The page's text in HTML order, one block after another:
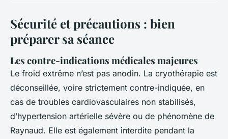
Sécurité et précautions : bien
préparer sa séance
Les contre-indications médicales majeures
Le froid extrême n’est pas anodin. La cryothérapie est
déconseillée, voire strictement contre-indiquée, en
cas de troubles cardiovasculaires non stabilisés,
d’hypertension artérielle sévère ou de phénomène de
Raynaud. Elle est également interdite pendant la